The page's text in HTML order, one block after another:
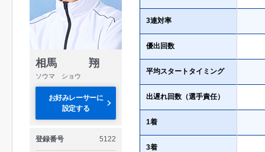
相馬 翔
ソウマ ショウ
お好みレーサーに
設定する
登録番号 5122
3連対率
優出回数
平均スタートタイミング
出遅れ回数（選手責任）
1着
3着